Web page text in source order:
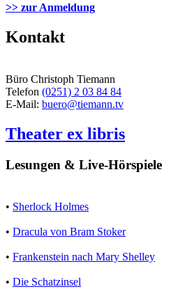
>> zur Anmeldung
Kontakt
Büro Christoph Tiemann
Telefon (0251) 2 03 84 84
E-Mail: buero@tiemann.tv
Theater ex libris
Lesungen & Live-Hörspiele
• Sherlock Holmes
• Dracula von Bram Stoker
• Frankenstein nach Mary Shelley
• Die Schatzinsel